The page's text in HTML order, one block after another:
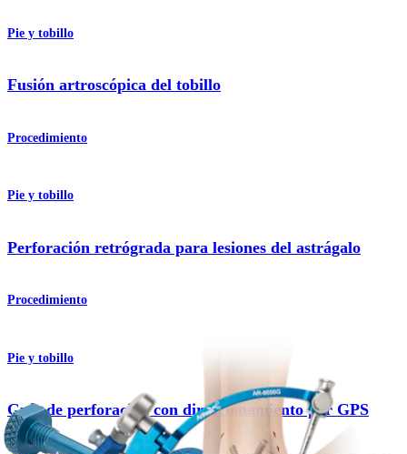
Pie y tobillo
Fusión artroscópica del tobillo
Procedimiento
Pie y tobillo
Perforación retrógrada para lesiones del astrágalo
Procedimiento
Pie y tobillo
Guía de perforación con direccionamiento por GPS